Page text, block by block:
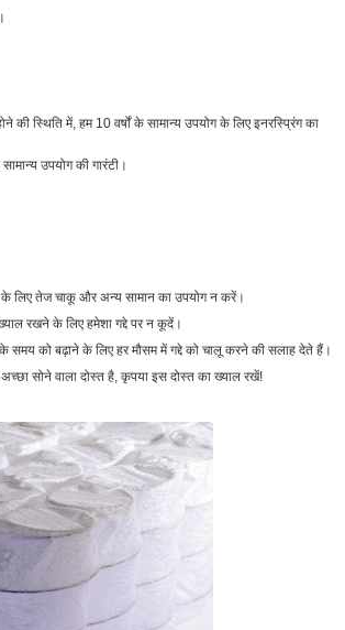
की स्थिति में, हम 10 वर्षों के सामान्य उपयोग के लिए इनरस्प्रिंग का
उपयोग की गारंटी।
के लिए तेज चाकू और अन्य सामान का उपयोग न करें।
रखने के लिए हमेशा गद्दे पर न कूदें।
समय को बढ़ाने के लिए हर मौसम में गद्दे को चालू करने की सलाह देते हैं।
सोने वाला दोस्त है, कृपया इस दोस्त का ख्याल रखें!